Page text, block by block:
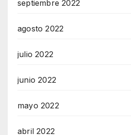
septiembre 2022
agosto 2022
julio 2022
junio 2022
mayo 2022
abril 2022